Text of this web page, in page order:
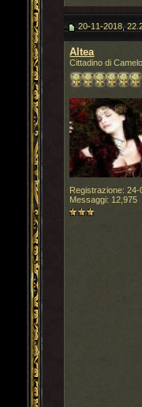
20-11-2018,
Altea
Cittadino di
Registrazione: 24-
Messaggi: 12,975